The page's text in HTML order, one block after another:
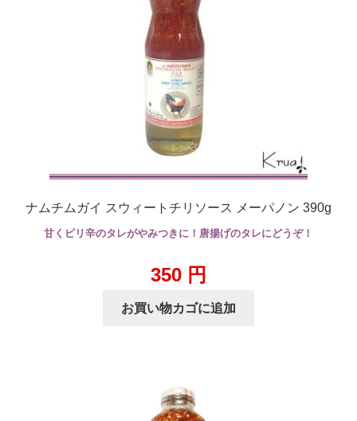
ナムチムガイ スウィートチリソース メーパノン 390g
甘くピリ辛のタレがやみつきに！唐揚げのタレにどうぞ！
350 円
お買い物カゴに追加